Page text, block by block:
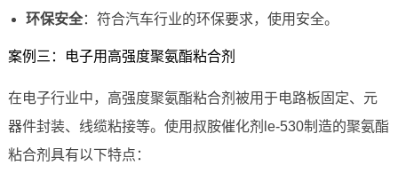
环保安全：符合汽车行业的环保要求，使用安全。
案例三：电子用高强度聚氨酯粘合剂
在电子行业中，高强度聚氨酯粘合剂被用于电路板固定、元
器件封装、线缆粘接等。使用叔胺催化剂le-530制造的聚氨酯
粘合剂具有以下特点：